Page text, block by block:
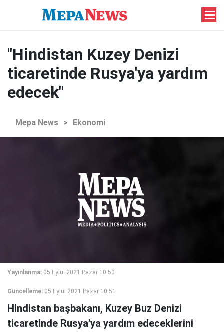
"Hindistan Kuzey Denizi
ticaretinde Rusya'ya yardım
edecek"
Mepa News > Ekonomi
Yayınlanma: 05 Eylül 2021 Pazar 10:50
Güncelleme: 05 Eylül 2021 Pazar 10:51
Hindistan başbakanı, Kuzey Buz Denizi
ticaretinde Rusya'ya yardım edeceklerini